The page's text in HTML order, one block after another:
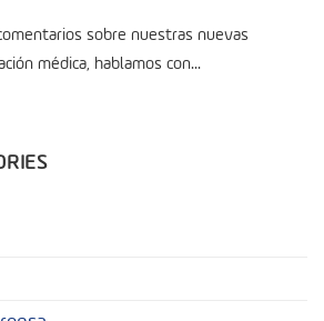
sobre nuestras nuevas
médica, hablamos con...